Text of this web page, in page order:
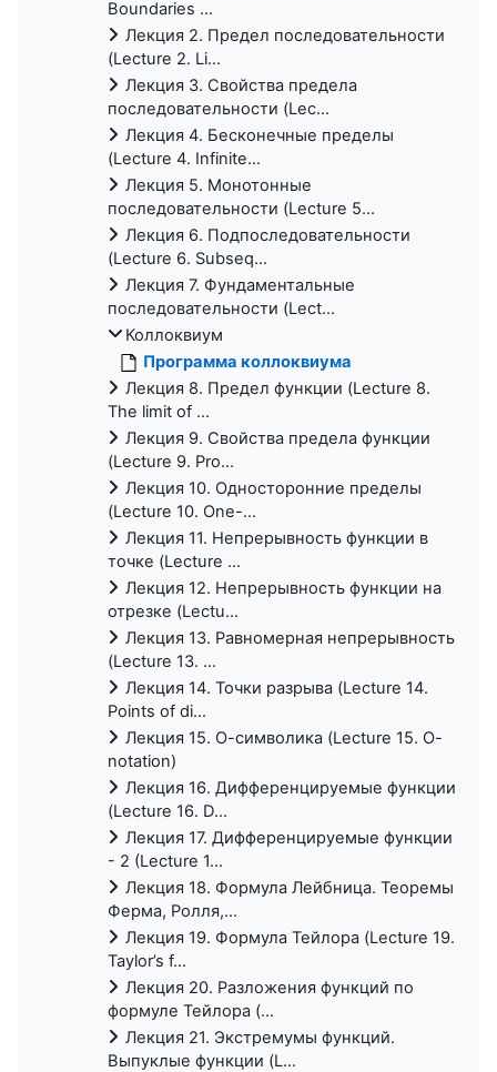
Boundaries ...
Лекция 2. Предел последовательности
(Lecture 2. Li...
Лекция 3. Свойства предела
последовательности (Lec...
Лекция 4. Бесконечные пределы
(Lecture 4. Infinite...
Лекция 5. Монотонные
последовательности (Lecture 5...
Лекция 6. Подпоследовательности
(Lecture 6. Subseq...
Лекция 7. Фундаментальные
последовательности (Lect...
Коллоквиум
Программа коллоквиума
Лекция 8. Предел функции (Lecture 8.
The limit of ...
Лекция 9. Свойства предела функции
(Lecture 9. Pro...
Лекция 10. Односторонние пределы
(Lecture 10. One-...
Лекция 11. Непрерывность функции в
точке (Lecture ...
Лекция 12. Непрерывность функции на
отрезке (Lectu...
Лекция 13. Равномерная непрерывность
(Lecture 13. ...
Лекция 14. Точки разрыва (Lecture 14.
Points of di...
Лекция 15. О-символика (Lecture 15. O-
notation)
Лекция 16. Дифференцируемые функции
(Lecture 16. D...
Лекция 17. Дифференцируемые функции
- 2 (Lecture 1...
Лекция 18. Формула Лейбница. Теоремы
Ферма, Ролля,...
Лекция 19. Формула Тейлора (Lecture 19.
Taylor’s f...
Лекция 20. Разложения функций по
формуле Тейлора (...
Лекция 21. Экстремумы функций.
Выпуклые функции (L...